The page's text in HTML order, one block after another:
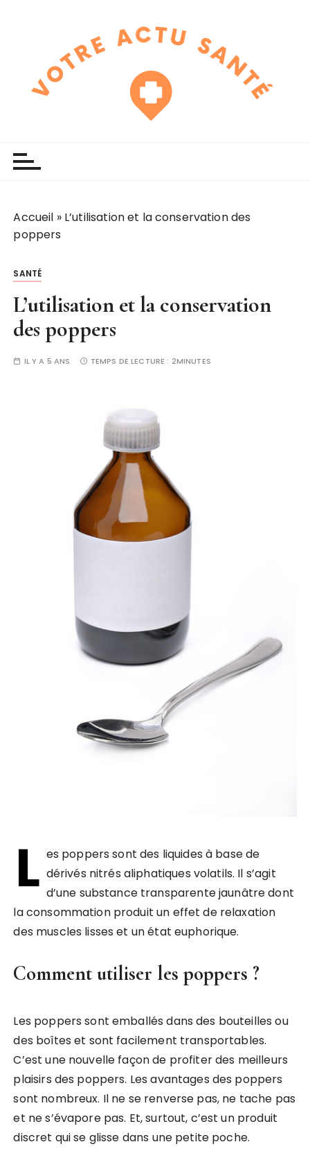
Accueil » L’utilisation et la conservation des
poppers
SANTÉ
L’utilisation et la conservation
des poppers
IL Y A 5 ANS TEMPS DE LECTURE : 2MINUTES
L es poppers sont des liquides à base de
dérivés nitrés aliphatiques volatils. Il s’agit
d’une substance transparente jaunâtre dont
la consommation produit un effet de relaxation
des muscles lisses et un état euphorique.
Comment utiliser les poppers ?
Les poppers sont emballés dans des bouteilles ou
des boîtes et sont facilement transportables.
C’est une nouvelle façon de profiter des meilleurs
plaisirs des poppers. Les avantages des poppers
sont nombreux. Il ne se renverse pas, ne tache pas
et ne s’évapore pas. Et, surtout, c’est un produit
discret qui se glisse dans une petite poche.